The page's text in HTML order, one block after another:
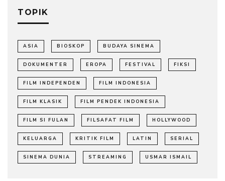
TOPIK
ASIA BIOSKOP BUDAYA SINEMA
DOKUMENTER EROPA FESTIVAL FIKSI
FILM INDEPENDEN FILM INDONESIA
FILM KLASIK FILM PENDEK INDONESIA
FILM SI FULAN FILSAFAT FILM HOLLYWOOD
KELUARGA KRITIK FILM LATIN SERIAL
SINEMA DUNIA STREAMING USMAR ISMAIL